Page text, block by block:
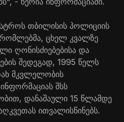
თბილისის პოლიციის
ცხელ კვალზე
ღონისძიებებისა და
შედეგად, 1995 წელს
მკვლელობის
შსს
დანაშაული 15 წლამდე
ითვალისწინებს.